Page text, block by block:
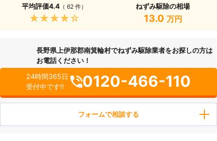
平均評価4.4 （ 62 件）
★★★★★
ねずみ駆除の相場
13.0 万円
長野県上伊那郡南箕輪村でねずみ駆除業者をお探しの方は
お電話ください！
24時間365日
受付中です!!
0120-466-110
フォームで相談する